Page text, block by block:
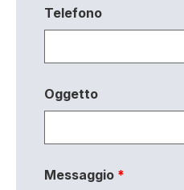
Telefono
Oggetto
Messaggio *